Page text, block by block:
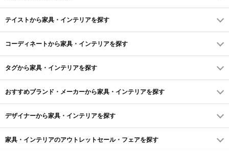
テイストから家具・インテリアを探す
コーディネートから家具・インテリアを探す
タグから家具・インテリアを探す
おすすめブランド・メーカーから家具・インテリアを探す
デザイナーから家具・インテリアを探す
家具・インテリアのアウトレットセール・フェアを探す